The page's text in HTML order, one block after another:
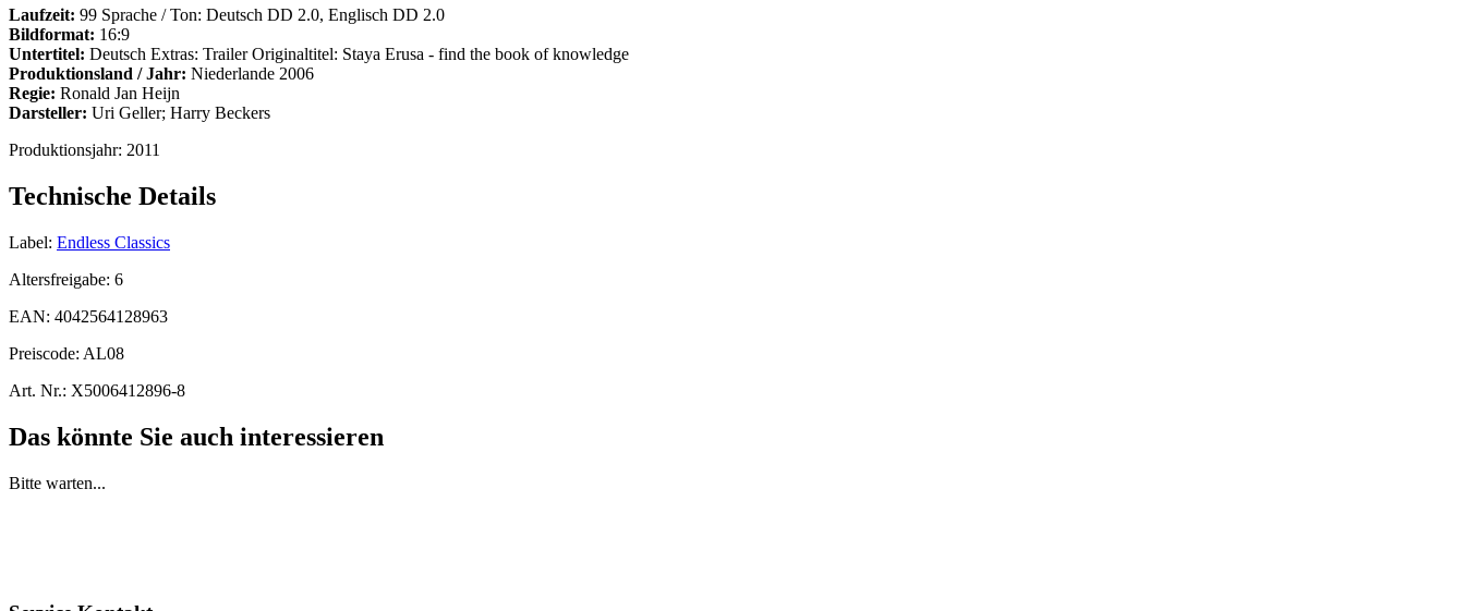
Laufzeit: 99 Sprache / Ton: Deutsch DD 2.0, Englisch DD 2.0
Bildformat: 16:9
Untertitel: Deutsch Extras: Trailer Originaltitel: Staya Erusa - find the book of knowledge
Produktionsland / Jahr: Niederlande 2006
Regie: Ronald Jan Heijn
Darsteller: Uri Geller; Harry Beckers
Produktionsjahr: 2011
Technische Details
Label: Endless Classics
Altersfreigabe: 6
EAN: 4042564128963
Preiscode: AL08
Art. Nr.: X5006412896-8
Das könnte Sie auch interessieren
Bitte warten...